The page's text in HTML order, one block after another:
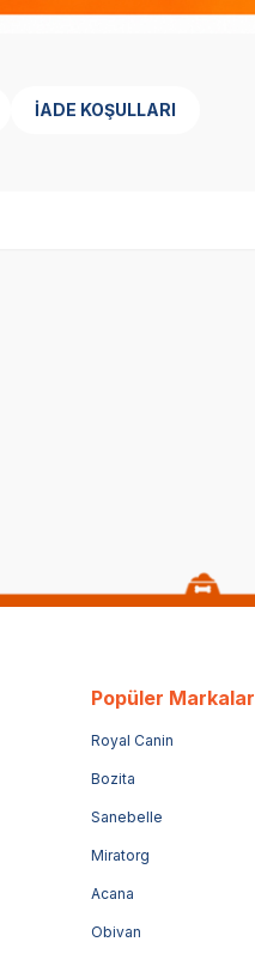
İADE KOŞULLARI
Popüler Markalar
Royal Canin
Bozita
Sanebelle
Miratorg
Acana
Obivan